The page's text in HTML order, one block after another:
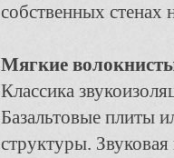
собственных стенах
Мягкие
Классика
Базальтовые плиты
структуры.